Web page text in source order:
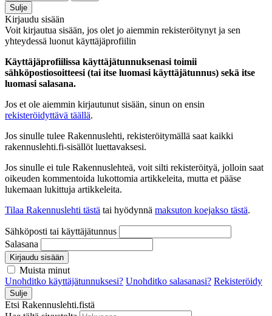
Sulje
Kirjaudu sisään
Voit kirjautua sisään, jos olet jo aiemmin rekisteröitynyt ja sen
yhteydessä luonut käyttäjäprofiilin
Käyttäjäprofiilissa käyttäjätunnuksenasi toimii
sähköpostiosoitteesi (tai itse luomasi käyttäjätunnus) sekä itse
luomasi salasana.
Jos et ole aiemmin kirjautunut sisään, sinun on ensin
rekisteröidyttävä täällä.
Jos sinulle tulee Rakennuslehti, rekisteröitymällä saat kaikki
rakennuslehti.fi-sisällöt luettavaksesi.
Jos sinulle ei tule Rakennuslehteä, voit silti rekisteröityä, jolloin saat
oikeuden kommentoida lukottomia artikkeleita, mutta et pääse
lukemaan lukittuja artikkeleita.
Tilaa Rakennuslehti tästä tai hyödynnä maksuton koejakso tästä.
Sähköposti tai käyttäjätunnus
Salasana
Kirjaudu sisään
Muista minut
Unohditko käyttäjätunnuksesi? Unohditko salasanasi? Rekisteröidy
Sulje
Etsi Rakennuslehti.fistä